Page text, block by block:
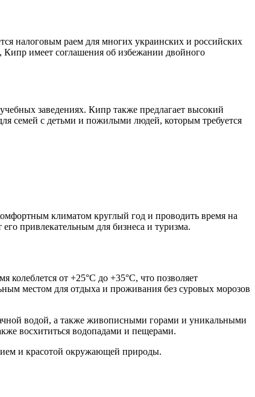
налоговым раем для многих украинских и российских
Кипр имеет соглашения об избежании двойного
заведениях. Кипр также предлагает высокий
семей с детьми и пожилыми людей, которым требуется
климатом круглый год и проводить время на
привлекательным для бизнеса и туризма.
колеблется от +25°C до +35°C, что позволяет
местом для отдыха и проживания без суровых морозов
водой, а также живописными горами и уникальными
восхититься водопадами и пещерами.
и красотой окружающей природы.